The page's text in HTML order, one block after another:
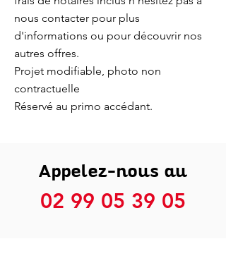
nous contacter pour plus
d'informations ou pour découvrir nos
autres offres.
Projet modifiable, photo non
contractuelle
Réservé au primo accédant.
Appelez-nous au
02 99 05 39 05